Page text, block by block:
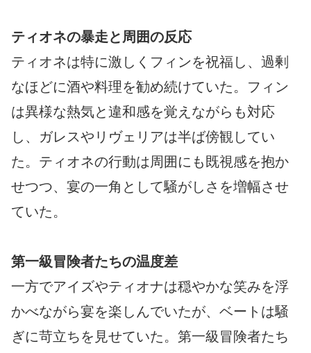
ティオネの暴走と周囲の反応
ティオネは特に激しくフィンを祝福し、過剰
なほどに酒や料理を勧め続けていた。フィン
は異様な熱気と違和感を覚えながらも対応
し、ガレスやリヴェリアは半ば傍観してい
た。ティオネの行動は周囲にも既視感を抱か
せつつ、宴の一角として騒がしさを増幅させ
ていた。
第一級冒険者たちの温度差
一方でアイズやティオナは穏やかな笑みを浮
かべながら宴を楽しんでいたが、ベートは騒
ぎに苛立ちを見せていた。第一級冒険者たち